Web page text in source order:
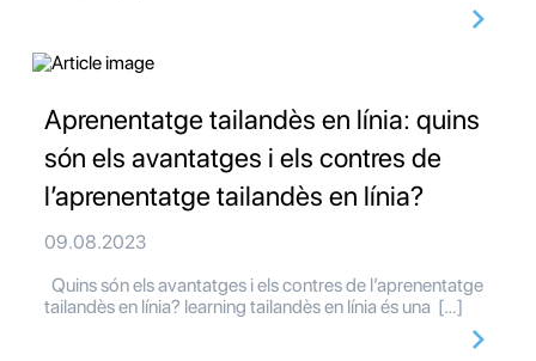
Aprenentatge tailandès en línia: quins
són els avantatges i els contres de
l’aprenentatge tailandès en línia?
09.08.2023
Quins són els avantatges i els contres de l’aprenentatge
tailandès en línia? learning tailandès en línia és una […]